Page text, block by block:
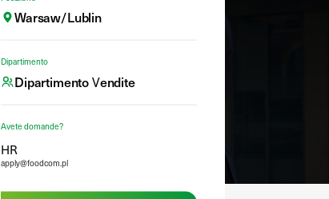
Warsaw/Lublin
Dipartimento
Dipartimento Vendite
Avete domande?
HR
apply@foodcom.pl